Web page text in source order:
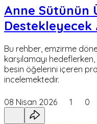
Anne Sütünün
Destekleyecek
Bu rehber, emzirme
karşılamayı
besin öğelerini içeren
incelemektedir.
08 Nisan 2026 1 0